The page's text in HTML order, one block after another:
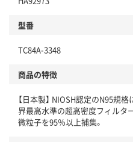
型番
TC84A-3348
商品の特徴
【日本製】 NIOSH認定のN95規
界最高水準の超高密度フィルタ
微粒子を95％以上捕集。